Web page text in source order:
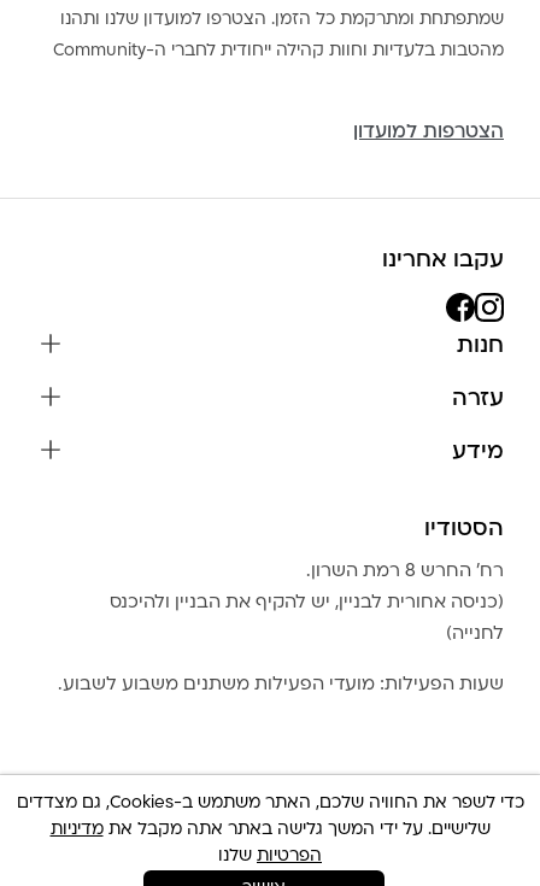
שמתפתחת ומתרקמת כל הזמן. הצטרפו למועדון שלנו ותהנו
מהטבות בלעדיות וחוות קהילה ייחודית לחברי ה-Community
הצטרפות למועדון
עקבו אחרינו
חנות
צמידים
בגדים
אביזרים
גברים
עזרה
צור קשר
מידע
שמירה על התכשיטים
הצהרת נגישות
טבלת מידות טבעות
Community Club
הסטודיו
רח׳ החרש 8 רמת השרון.
(כניסה אחורית לבניין, יש להקיף את הבניין ולהיכנס
לחנייה)
שעות הפעילות: מועדי הפעילות משתנים משבוע לשבוע.
© כל הזכויות שמורות 2025 Built By IWP
כדי לשפר את החוויה שלכם, האתר משתמש ב-Cookies, גם מצדדים
שלישיים. על ידי המשך גלישה באתר אתה מקבל אתמדיניות
הפרטיות שלנו צריכה עזרה ?